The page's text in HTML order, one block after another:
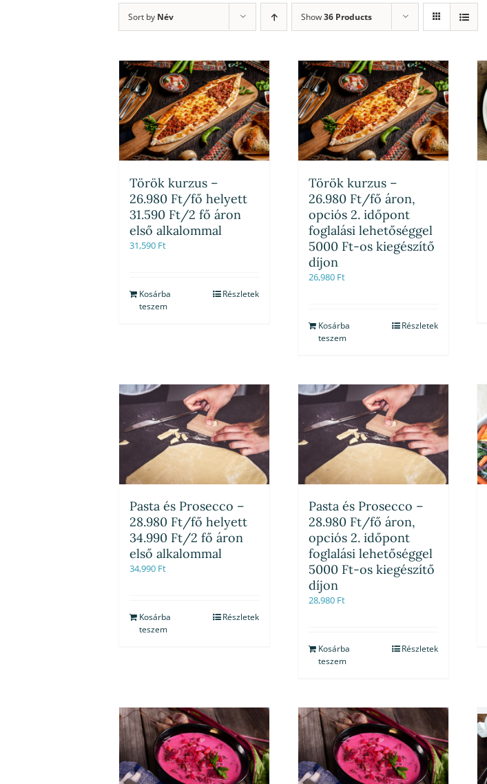
Sort by Név Show36 Products
Török kurzus –
26.980 Ft/fő helyett
31.590 Ft/2 fő áron
első alkalommal
31,590 Ft
Kosárba
teszem
Részletek
Török kurzus –
26.980 Ft/fő áron,
opciós 2. időpont
foglalási lehetőséggel
5000 Ft-os kiegészítő
díjon
26,980 Ft
Kosárba
teszem
Részletek
Pasta és Prosecco –
28.980 Ft/fő helyett
34.990 Ft/2 fő áron
első alkalommal
34,990 Ft
Kosárba
teszem
Részletek
Pasta és Prosecco –
28.980 Ft/fő áron,
opciós 2. időpont
foglalási lehetőséggel
5000 Ft-os kiegészítő
díjon
28,980 Ft
Kosárba
teszem
Részletek